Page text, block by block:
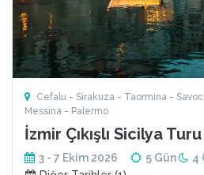
Cefalu - Sirakuza - Taormina -
Messina - Palermo
İzmir Çıkışlı Sicilya
3 - 7 Ekim 2026 5 Gün
4